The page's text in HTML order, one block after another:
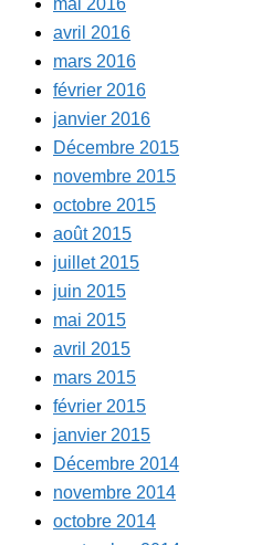
mai 2016
avril 2016
mars 2016
février 2016
janvier 2016
Décembre 2015
novembre 2015
octobre 2015
août 2015
juillet 2015
juin 2015
mai 2015
avril 2015
mars 2015
février 2015
janvier 2015
Décembre 2014
novembre 2014
octobre 2014